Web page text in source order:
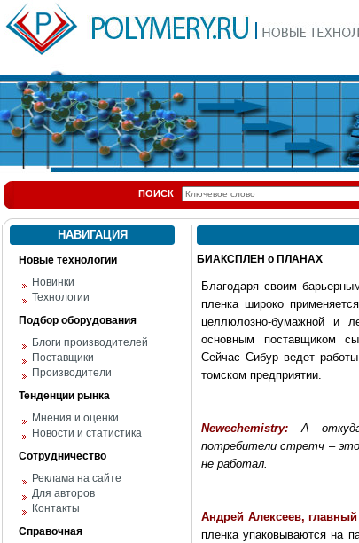
ПОИСК
НАВИГАЦИЯ
Новые технологии
Новинки
Технологии
Подбор оборудования
Блоги производителей
Поставщики
Производители
Тенденции рынка
Мнения и оценки
Новости и статистика
Сотрудничество
Реклама на сайте
Для авторов
Контакты
Справочная
БИАКСПЛЕН о ПЛАНАХ
Благодаря своим
пленка широко
целлюлозно-бумажной и
основным поставщиком
Сейчас Сибур ведет
томском предприятии.
Newechemistry:А
потребители стретч – это
не работал.
Андрей Алексеев,
пленка упаковываются на